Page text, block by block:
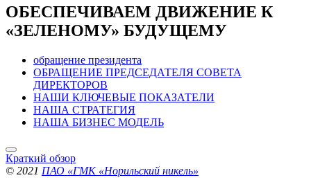
ОБЕСПЕЧИВАЕМ ДВИЖЕНИЕ К
«ЗЕЛЕНОМУ» БУДУЩЕМУ
обращение президента
ОБРАЩЕНИЕ ПРЕДСЕДАТЕЛЯ СОВЕТА
ДИРЕКТОРОВ
НАШИ КЛЮЧЕВЫЕ ПОКАЗАТЕЛИ
НАША СТРАТЕГИЯ
НАША БИЗНЕС МОДЕЛЬ
Краткий обзор
© 2021 ПАО «ГМК «Норильский никель»